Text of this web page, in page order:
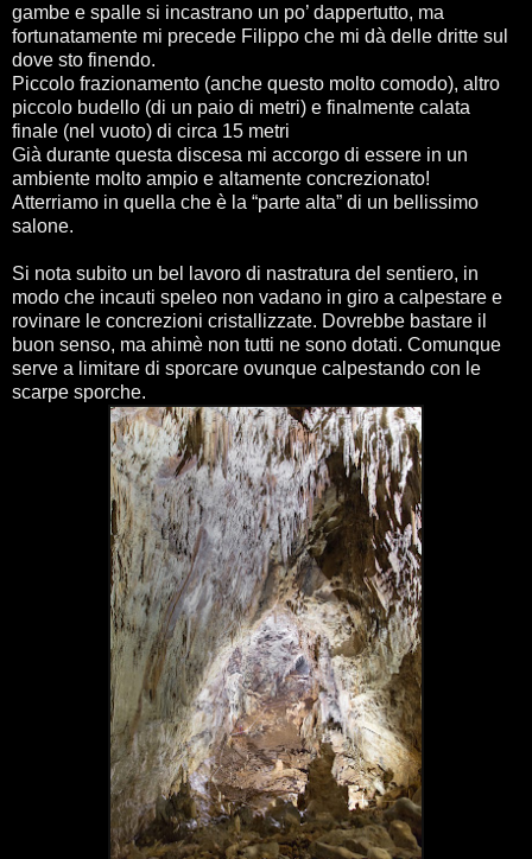
gambe e spalle si incastrano un po’ dappertutto, ma
fortunatamente mi precede Filippo che mi dà delle dritte sul
dove sto finendo.
Piccolo frazionamento (anche questo molto comodo), altro
piccolo budello (di un paio di metri) e finalmente calata
finale (nel vuoto) di circa 15 metri
Già durante questa discesa mi accorgo di essere in un
ambiente molto ampio e altamente concrezionato!
Atterriamo in quella che è la “parte alta” di un bellissimo
salone.
Si nota subito un bel lavoro di nastratura del sentiero, in
modo che incauti speleo non vadano in giro a calpestare e
rovinare le concrezioni cristallizzate. Dovrebbe bastare il
buon senso, ma ahimè non tutti ne sono dotati. Comunque
serve a limitare di sporcare ovunque calpestando con le
scarpe sporche.